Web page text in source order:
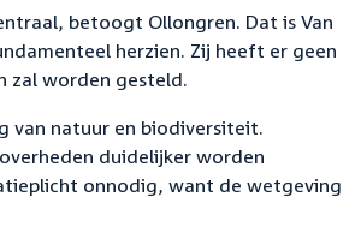
betoogt Ollongren. Dat is Van
herzien. Zij heeft er geen
zal worden gesteld.
van natuur en biodiversiteit.
duidelijker worden
onnodig, want de wetgeving